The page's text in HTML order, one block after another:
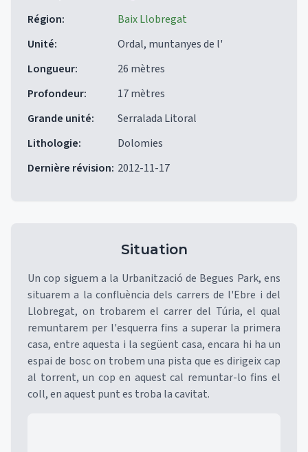
Région:
Baix Llobregat
Unité:
Ordal, muntanyes de l'
Longueur:
26 mètres
Profondeur:
17 mètres
Grande unité:
Serralada Litoral
Lithologie:
Dolomies
Dernière révision: 2012-11-17
Situation
Un cop siguem a la Urbanització de Begues Park, ens
situarem a la confluència dels carrers de l'Ebre i del
Llobregat, on trobarem el carrer del Túria, el qual
remuntarem per l'esquerra fins a superar la primera
casa, entre aquesta i la següent casa, encara hi ha un
espai de bosc on trobem una pista que es dirigeix cap
al torrent, un cop en aquest cal remuntar-lo fins el
coll, en aquest punt es troba la cavitat.